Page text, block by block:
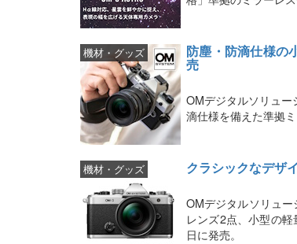
防塵・防滴仕様の
売
機材・グッズ
OMデジタルソリュ
滴仕様を備えた準拠
クラシックなデザ
機材・グッズ
OMデジタルソリュ
レンズ2点、小型の
日に発売。